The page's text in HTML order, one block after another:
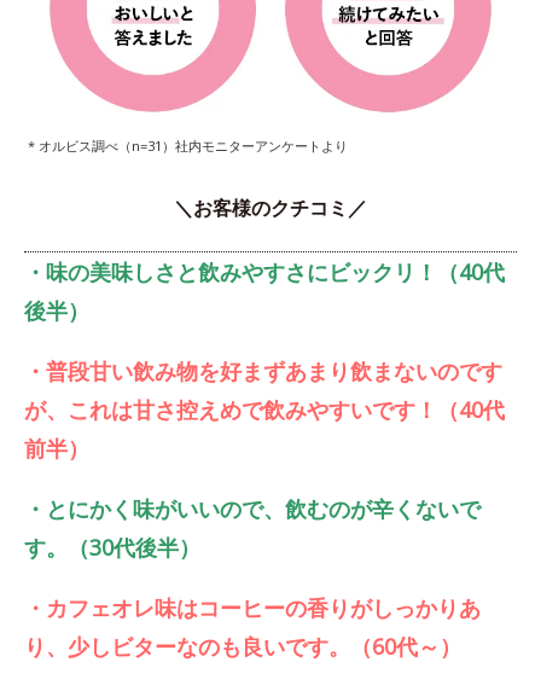
* オルビス調べ（n=31）社内モニターアンケートより
＼お客様のクチコミ／
・味の美味しさと飲みやすさにビックリ！（40代
後半）
・普段甘い飲み物を好まずあまり飲まないのです
が、これは甘さ控えめで飲みやすいです！（40代
前半）
・とにかく味がいいので、飲むのが辛くないで
す。（30代後半）
・カフェオレ味はコーヒーの香りがしっかりあ
り、少しビターなのも良いです。（60代～）